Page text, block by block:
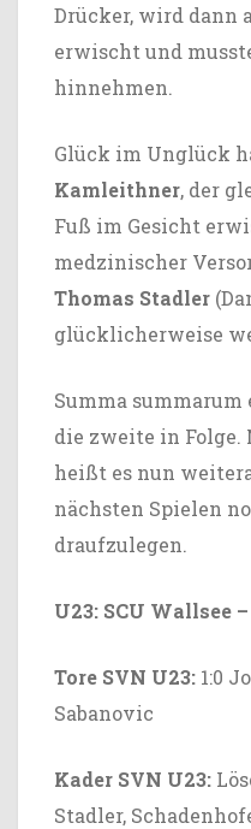
Drücker, wird dann
erwischt und
hinnehmen.
Glück im Unglück
Kamleithner, der
Fuß im Gesicht
medzinischer
Thomas Stadler
glücklicherweise
Summa
die zweite in
heißt es nun
nächsten Spielen
draufzulegen.
U23: SCU Wallsee
Tore SVN U23: 1:0
Sabanovic
Kader SVN U23:
Stadler,